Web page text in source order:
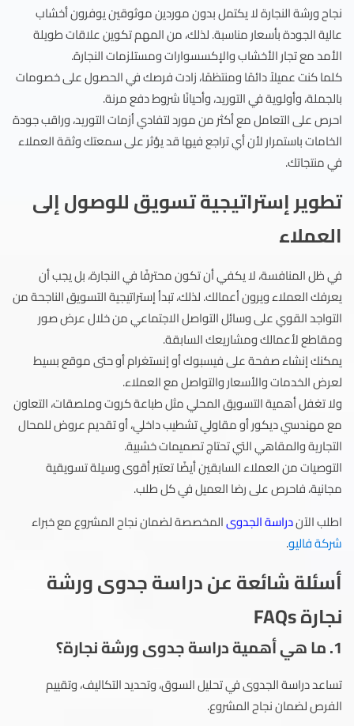
نجاح ورشة النجارة لا يكتمل بدون موردين موثوقين يوفرون أخشاب
عالية الجودة بأسعار مناسبة. لذلك، من المهم تكوين علاقات طويلة
الأمد مع تجار الأخشاب والإكسسوارات ومستلزمات النجارة.
كلما كنت عميلاً دائمًا ومنتظمًا، زادت فرصك في الحصول على خصومات
بالجملة، وأولوية في التوريد، وأحيانًا شروط دفع مرنة.
احرص على التعامل مع أكثر من مورد لتفادي أزمات التوريد، وراقب جودة
الخامات باستمرار لأن أي تراجع فيها قد يؤثر على سمعتك وثقة العملاء
في منتجاتك.
تطوير إستراتيجية تسويق للوصول إلى
العملاء
في ظل المنافسة، لا يكفي أن تكون محترفًا في النجارة، بل يجب أن
يعرفك العملاء ويرون أعمالك. لذلك، تبدأ إستراتيجية التسويق الناجحة من
التواجد القوي على وسائل التواصل الاجتماعي من خلال عرض صور
ومقاطع لأعمالك ومشاريعك السابقة.
يمكنك إنشاء صفحة على فيسبوك أو إنستغرام أو حتى موقع بسيط
لعرض الخدمات والأسعار والتواصل مع العملاء.
ولا تغفل أهمية التسويق المحلي مثل طباعة كروت وملصقات، التعاون
مع مهندسي ديكور أو مقاولي تشطيب داخلي، أو تقديم عروض للمحال
التجارية والمقاهي التي تحتاج تصميمات خشبية.
التوصيات من العملاء السابقين أيضًا تعتبر أقوى وسيلة تسويقية
مجانية، فاحرص على رضا العميل في كل طلب.
اطلب الآندراسة الجدوىالمخصصة لضمان نجاح المشروع مع خبراء
شركة فاليو.
أسئلة شائعة عن دراسة جدوى ورشة
نجارة FAQs
1. ما هي أهمية دراسة جدوى ورشة نجارة؟
تساعد دراسة الجدوى في تحليل السوق، وتحديد التكاليف، وتقييم
الفرص لضمان نجاح المشروع.